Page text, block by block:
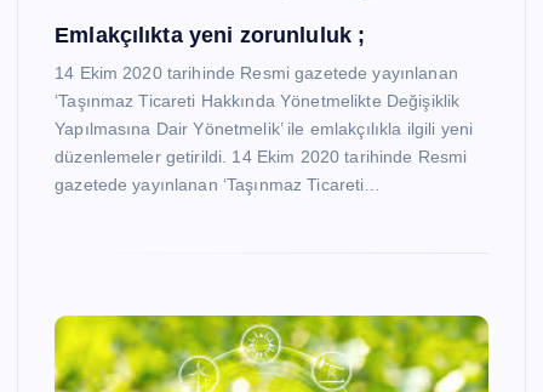
Emlakçılıkta yeni zorunluluk ;
14 Ekim 2020 tarihinde Resmi gazetede yayınlanan
‘Taşınmaz Ticareti Hakkında Yönetmelikte Değişiklik
Yapılmasına Dair Yönetmelik’ ile emlakçılıkla ilgili yeni
düzenlemeler getirildi. 14 Ekim 2020 tarihinde Resmi
gazetede yayınlanan ‘Taşınmaz Ticareti…